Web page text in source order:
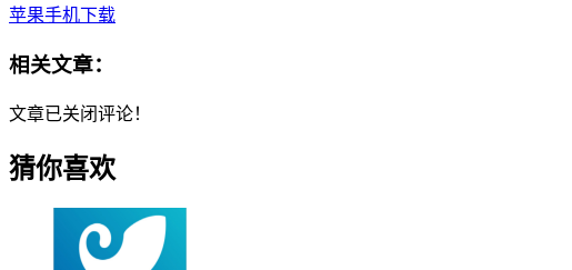
苹果手机下载
相关文章：
文章已关闭评论！
猜你喜欢